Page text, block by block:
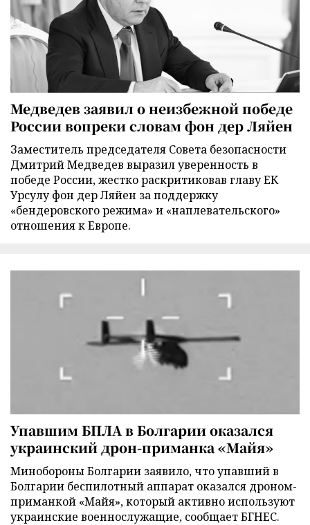
Медведев заявил о неизбежной победе
России вопреки словам фон дер Ляйен
Заместитель председателя Совета безопасности
Дмитрий Медведев выразил уверенность в
победе России, жестко раскритиковав главу ЕК
Урсулу фон дер Ляйен за поддержку
«бендеровского режима» и «наплевательского»
отношения к Европе.
Упавшим БПЛА в Болгарии оказался
украинский дрон-приманка «Майя»
Минобороны Болгарии заявило, что упавший в
Болгарии беспилотный аппарат оказался дроном-
приманкой «Майя», который активно используют
украинские военнослужащие, сообщает БГНЕС.